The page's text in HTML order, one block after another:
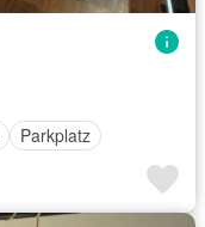
Parkplatz